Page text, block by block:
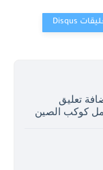
تعليق
كوكب الصين